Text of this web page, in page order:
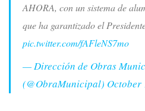
AHORA, con un sistema de
que ha garantizado el
pic.twitter.com/fAFleNS7mo
— Dirección de Obras
(@ObraMunicipal) October